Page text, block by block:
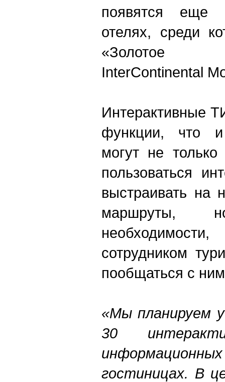
появятся еще
отелях, среди
InterContinental
Интерактивные
функции, что
могут не
пользоваться
выстраивать на
маршруты,
сотрудником
пообщаться с
«Мы планируем
30
гостиницах. В